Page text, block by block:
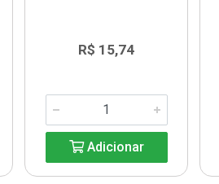
R$ 15,74
Adicionar